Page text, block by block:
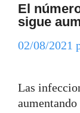
El
sigue
02/08/2021
Las
aumentando